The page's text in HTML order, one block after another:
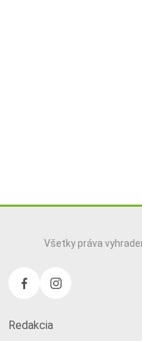
Všetky práva
Redakcia